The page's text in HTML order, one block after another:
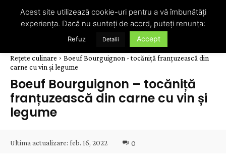
Rețete culinare
Boeuf Bourguignon - tocăniță franțuzească din
carne cu vin și legume
Boeuf Bourguignon – tocăniță
franțuzească din carne cu vin și
legume
Ultima actualizare: feb. 16, 2022 0
Acest site utilizează cookie-uri pentru a vă îmbunătăți
experiența. Dacă nu sunteți de acord, puteți renunța:
Refuz Detalii Accept